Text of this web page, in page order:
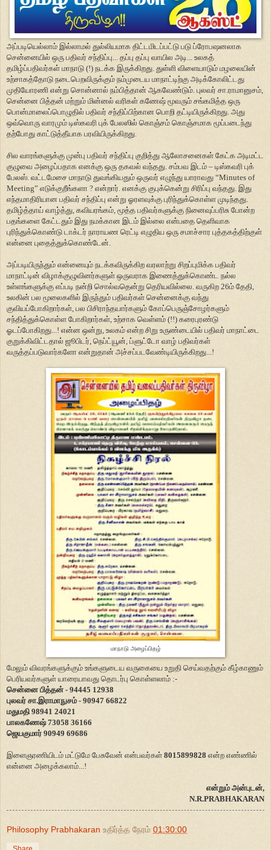
அப்படியெல்லாம் இல்லாமல் துல்லியமாக திட்டமிடப்பட்டு படு ப்ரோபஷனலாக
சென்னையில் ஒரு பதிவர் சந்திப்பு... தப்பு தப்பு வாயில அடி... உலகத்
தமிழ்ப்பதிவர்கள் மாநாடு (!) நடக்க இருக்கிறது. துள்ளி விளையாடும் மழலையின்
உற்சாகத்தோடு நடைபெறவிருக்கும் நம்முடைய மாநாட்டிற்கு அடிக்கோலிட்டது
முதியோரணி என்று சொன்னால் நம்பித்தான் ஆகவேண்டும். புலவர் சா.ராமானுசம்,
சென்னை பித்தன் மற்றும் மின்னல் வரிகள் கணேஷ் மூவரும் சங்கமித்த ஒரு
பொன்மாலைப்பொழுதில் பதிவர் சந்திப்பிற்கான பொறி தட்டியிருக்கிறது. அது
ஒவ்வொரு வாரமும் டிஸ்கவரி புக் பேலஸில் கொஞ்சம் கொஞ்சமாக மூப்படைந்து
தற்போது காட்டுத்தீயாக பரவியிருக்கிறது.
சில வாரங்களுக்கு முன்பு பதிவர் சந்திப்பு குறித்து ஆலோசனைகள் கேட்க அடிமட்ட
குழுவை அழைப்பதாக எனக்கு ஒரு தகவல் வந்தது. சம்பவ இடம் – டிஸ்கவரி புக்
பேலஸ். வட்டமேசை மாநாடு துவங்கியதும் ஒருவர் எழுந்து யாராவது “Minutes of
Meeting” எடுக்குறீங்களா ? என்றார். எனக்கு குபுக்கென்று சிரிப்பு வந்தது. இது
எந்தமாதிரியான பதிவர் சந்திப்பு என்று ஓரளவுக்கு புரிந்துக்கொள்ள முடிந்தது.
தமிழ்த்தாய் வாழ்த்து, கவியரங்கம், மூத்த பதிவர்களுக்கு நினைவுப்பரிசு போன்ற
பதங்களை கேட்டதும் இது நமக்கான இடம் இல்லை என்பதை தெளிவாக
புரிந்துக்கொண்டு டாக்டர் நாராயண ரெட்டி எழுதிய ஒரு சமாச்சார புத்தகத்திற்குள்
என்னை புதைத்துக்கொண்டேன்.
அப்படியிருந்தும் என்னையும் நடக்கவிருக்கிற வரலாற்று சிறப்புமிக்க பதிவர்
மாநாட்டின் விழாக்குழுவினர்களுள் ஒருவராக இணைத்துக்கொண்ட நல்ல
உள்ளங்களுக்கு எப்படி நன்றி சொல்வதென்று தெரியவில்லை. வருகிற 26ம் தேதி,
உலகின் பல மூலைகளில் இருந்தும் பதிவர்கள் சென்னைக்கு வந்து
குவியப்போகிறார்கள், பல பிசிராந்தயார்களும் கோப்பெருஞ்சோழர்களும்
சந்தித்துக்கொள்ள போகிறார்கள், உற்சாக வெள்ளம் (!!) கரைபுரண்டு
ஓடப்போகிறது...! என்ன ஒன்று, உலகம் என்ற சிறு உருண்டையில் பதிவர் மாநாட்டை
குறுக்கிவிட்டதால் ஜூபிடர், நெப்ட்யூன், ப்ளுட்டோ வாழ் பதிவர்கள்
வருத்தப்படுவார்களோ என்றுதான் அச்சப்படவேண்டியிருக்கிறது...!
மாநாடு அழைப்பிதழ்
மேலும் விவரங்களுக்கும் உங்களுடைய வருகையை உறுதி செய்வதற்கும் கீழ்காணும்
பெரியவர்களுள் யாரையாவது தொடர்பு கொள்ளலாம் :-
சென்னை பித்தன் - 94445 12938
புலவர் சா.இராமாநுசம் - 90947 66822
மதுமதி 98941 24021
பாலகணேஷ் 73058 36166
ஜெயகுமார் 90949 69686
இளைஞரணியிடம் மட்டுமே பேசுவேன் என்பவர்கள் 8015899828 என்ற எண்ணில்
என்னை அழைக்கலாம்...!
என்றும் அன்புடன்,
N.R.PRABHAKARAN
Philosophy Prabhakaran உதிர்த்த நேரம் 01:30:00